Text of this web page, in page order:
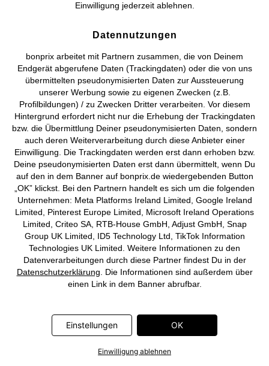
SEHR BELIEBT
Badeoverall mit Innenslip
CHF 80,95
Badeanzug mit Paspel
CHF 48,95
Einwilligung jederzeit ablehnen.
Datennutzungen
bonprix arbeitet mit Partnern zusammen, die von Deinem
Endgerät abgerufene Daten (Trackingdaten) oder die von uns
übermittelten pseudonymisierten Daten zur Aussteuerung
unserer Werbung sowie zu eigenen Zwecken (z.B.
Profilbildungen) / zu Zwecken Dritter verarbeiten. Vor diesem
Hintergrund erfordert nicht nur die Erhebung der Trackingdaten
bzw. die Übermittlung Deiner pseudonymisierten Daten, sondern
auch deren Weiterverarbeitung durch diese Anbieter einer
Einwilligung. Die Trackingdaten werden erst dann erhoben bzw.
Deine pseudonymisierten Daten erst dann übermittelt, wenn Du
auf den in dem Banner auf bonprix.de wiedergebenden Button
„OK” klickst. Bei den Partnern handelt es sich um die folgenden
Unternehmen: Meta Platforms Ireland Limited, Google Ireland
Limited, Pinterest Europe Limited, Microsoft Ireland Operations
Limited, Criteo SA, RTB-House GmbH, Adjust GmbH, Snap
Group UK Limited, ID5 Technology Ltd, TikTok Information
Technologies UK Limited. Weitere Informationen zu den
Datenverarbeitungen durch diese Partner findest Du in der
Datenschutzerklärung . Die Informationen sind außerdem über
einen Link in dem Banner abrufbar.
Einstellungen OK
Einwilligung ablehnen